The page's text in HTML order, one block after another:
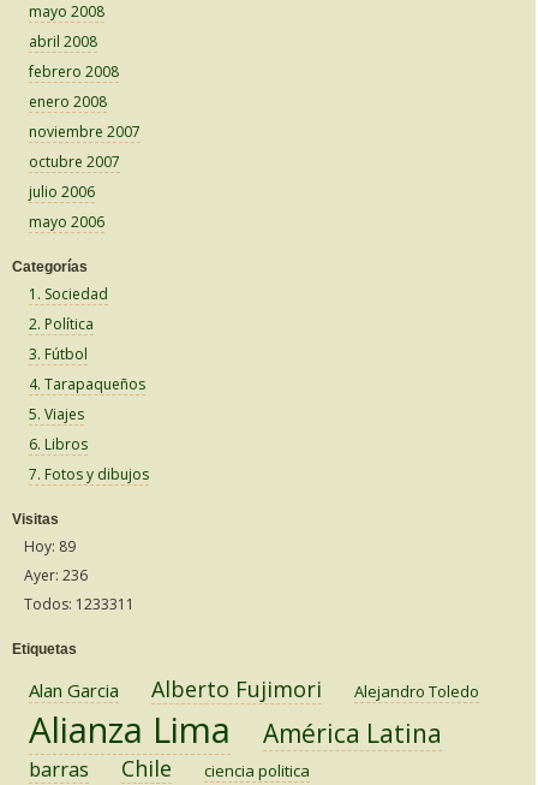
mayo 2008
abril 2008
febrero 2008
enero 2008
noviembre 2007
octubre 2007
julio 2006
mayo 2006
Categorías
1. Sociedad
2. Política
3. Fútbol
4. Tarapaqueños
5. Viajes
6. Libros
7. Fotos y dibujos
Visitas
Hoy: 89
Ayer: 236
Todos: 1233311
Etiquetas
Alan Garcia Alberto Fujimori Alejandro Toledo
Alianza Lima América Latina
barras Chile ciencia politica